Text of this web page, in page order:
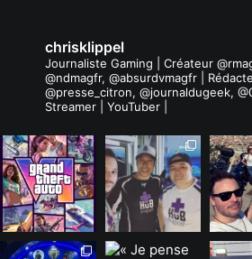
chrisklippel
Journaliste Gaming | Créateur
@ndmagfr, @absurdvmagfr |
@presse_citron, @journaldugeek,
Streamer | YouTuber |